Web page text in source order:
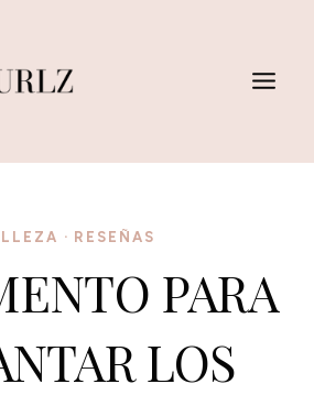
· RESEÑAS
PARA
LOS